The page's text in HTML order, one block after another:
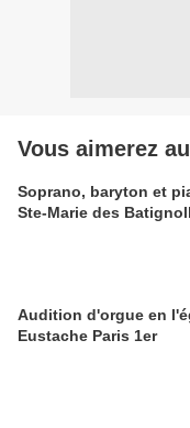
Vous aimerez
Soprano, baryton et
Ste-Marie des
Audition d'orgue en
Eustache Paris 1er